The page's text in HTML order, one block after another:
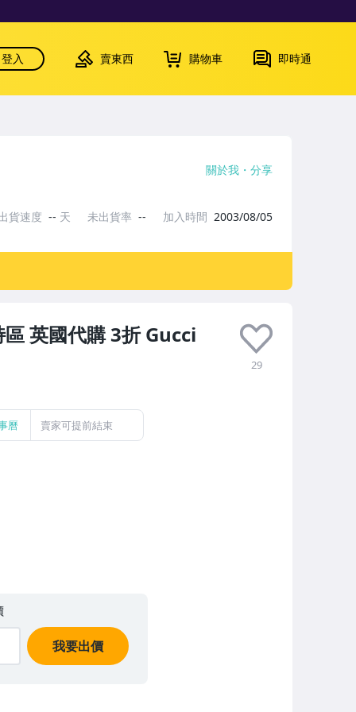
登入 賣東西 購物車 即時通
英國代購 3折 Gucci
29
曆 賣家可提前結束
我要出價
關於我 分享
貨速度 -- 天 未出貨率 -- 加入時間 2003/08/05